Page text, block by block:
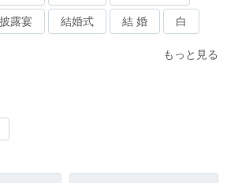
披露宴 結婚式 結 婚 白
もっと見る